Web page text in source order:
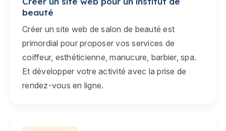
beauté
Créer un site web de salon de beauté est
primordial pour proposer vos services de
coiffeur, esthéticienne, manucure, barbier, spa.
Et développer votre activité avec la prise de
rendez-vous en ligne.